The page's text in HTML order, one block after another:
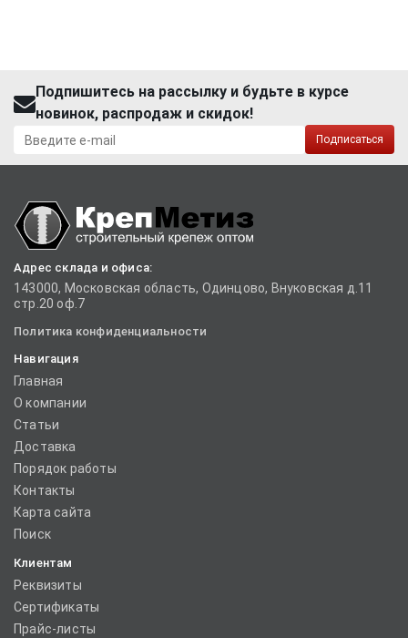
Подпишитесь на рассылку и будьте в курсе
новинок, распродаж и скидок!
Подписаться
Адрес склада и офиса:
143000, Московская область, Одинцово, Внуковская д.11
стр.20 оф.7
Политика конфиденциальности
Навигация
Главная
О компании
Статьи
Доставка
Порядок работы
Контакты
Карта сайта
Поиск
Клиентам
Реквизиты
Сертификаты
Прайс-листы